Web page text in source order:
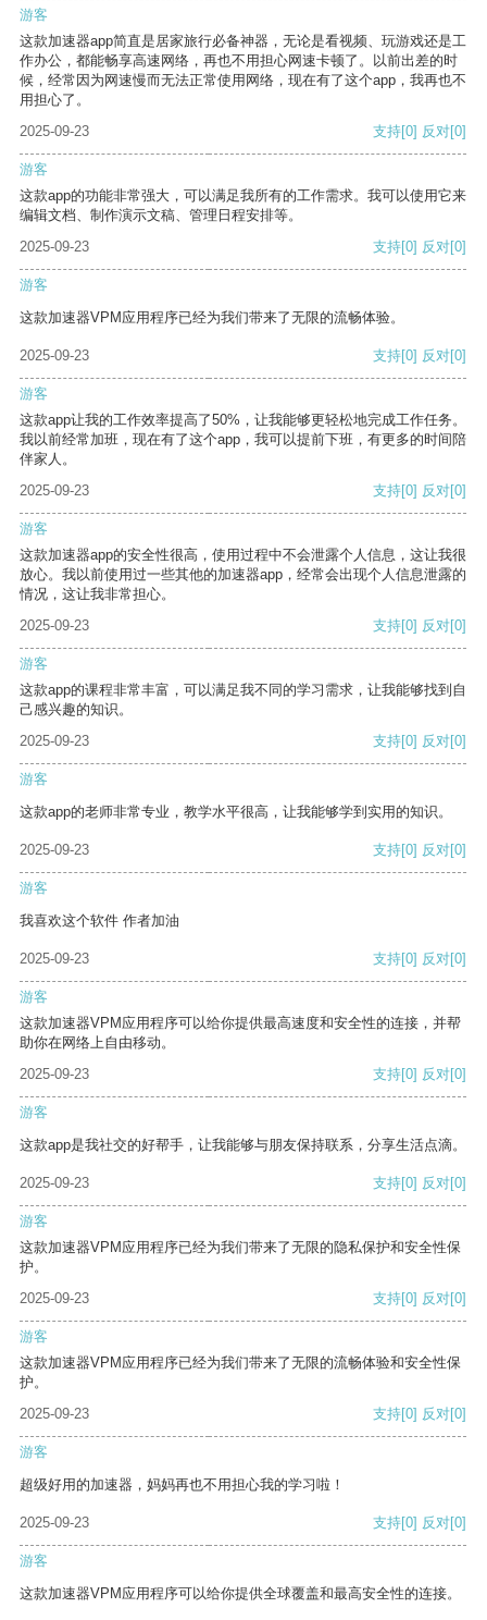
游客
这款加速器app简直是居家旅行必备神器，无论是看视频、玩游戏还是工
作办公，都能畅享高速网络，再也不用担心网速卡顿了。以前出差的时
候，经常因为网速慢而无法正常使用网络，现在有了这个app，我再也不
用担心了。
2025-09-23
支持[0] 反对[0]
游客
这款app的功能非常强大，可以满足我所有的工作需求。我可以使用它来
编辑文档、制作演示文稿、管理日程安排等。
2025-09-23
支持[0] 反对[0]
游客
这款加速器VPM应用程序已经为我们带来了无限的流畅体验。
2025-09-23 支持[0] 反对[0]
游客
这款app让我的工作效率提高了50%，让我能够更轻松地完成工作任务。
我以前经常加班，现在有了这个app，我可以提前下班，有更多的时间陪
伴家人。
2025-09-23
支持[0] 反对[0]
游客
这款加速器app的安全性很高，使用过程中不会泄露个人信息，这让我很
放心。我以前使用过一些其他的加速器app，经常会出现个人信息泄露的
情况，这让我非常担心。
2025-09-23
支持[0] 反对[0]
游客
这款app的课程非常丰富，可以满足我不同的学习需求，让我能够找到自
己感兴趣的知识。
2025-09-23
支持[0] 反对[0]
游客
这款app的老师非常专业，教学水平很高，让我能够学到实用的知识。
2025-09-23 支持[0] 反对[0]
游客
我喜欢这个软件 作者加油
2025-09-23 支持[0] 反对[0]
游客
这款加速器VPM应用程序可以给你提供最高速度和安全性的连接，并帮
助你在网络上自由移动。
2025-09-23
支持[0] 反对[0]
游客
这款app是我社交的好帮手，让我能够与朋友保持联系，分享生活点滴。
2025-09-23 支持[0] 反对[0]
游客
这款加速器VPM应用程序已经为我们带来了无限的隐私保护和安全性保
护。
2025-09-23
支持[0] 反对[0]
游客
这款加速器VPM应用程序已经为我们带来了无限的流畅体验和安全性保
护。
2025-09-23
支持[0] 反对[0]
游客
超级好用的加速器，妈妈再也不用担心我的学习啦！
2025-09-23 支持[0] 反对[0]
游客
这款加速器VPM应用程序可以给你提供全球覆盖和最高安全性的连接。